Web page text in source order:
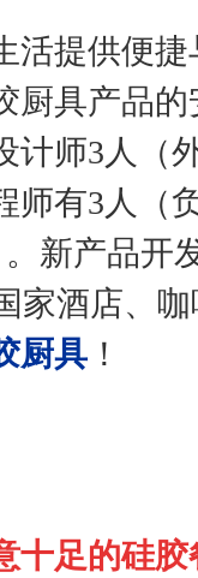
提供便捷
厨具产品
计师3人（
师有3人（
新产品开
家酒店、
厨具 ！
十足的硅